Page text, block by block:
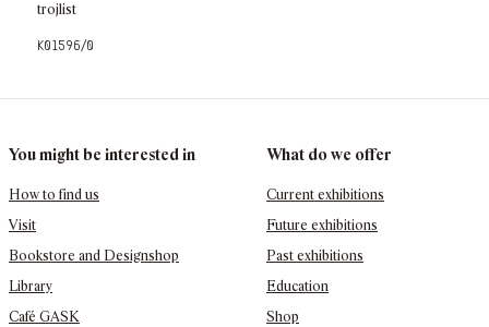
trojlist
k01596/0
You might be interested in
How to find us
Visit
Bookstore and Designshop
Library
Café GASK
What do we offer
Current exhibitions
Future exhibitions
Past exhibitions
Education
Shop